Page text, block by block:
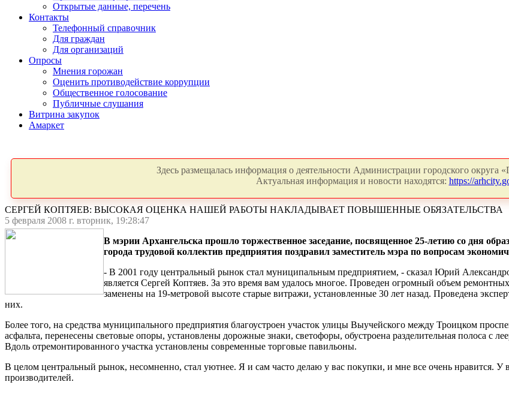
Открытые данные, перечень
Контакты
Телефонный справочник
Для граждан
Для организаций
Опросы
Мнения горожан
Оценить противодействие коррупции
Общественное голосование
Публичные слушания
Витрина закупок
Амаркет
Здесь размещалась информация о деятельности Администрации городского округа
Актуальная информация и новости находятся: https://
СЕРГЕЙ КОПТЯЕВ: ВЫСОКАЯ ОЦЕНКА НАШЕЙ РАБОТЫ НАКЛАДЫВАЕТ ПОВЫШЕННЫЕ ОБЯЗАТЕЛЬСТВА
5 февраля 2008 г. вторник, 19:28:47
В мэрии Архангельска прошло торжественное заседание, посвященное 25-летию со дня
города трудовой коллектив предприятия поздравил заместитель мэра по вопросам
- В 2001 году центральный рынок стал муниципальным предприятием, - сказал Юрий
является Сергей Коптяев. За это время вам удалось многое. Проведен огромный объем
заменены на 19-метровой высоте старые витражи, установленные 30 лет назад. Проведена
них.
Более того, на средства муниципального предприятия благоустроен участок улицы Выучейского между Троицком
асфальта, перенесены световые опоры, установлены дорожные знаки, светофоры, обустроена разделительная полоса с
Вдоль отремонтированного участка установлены современные торговые павильоны.
В целом центральный рынок, несомненно, стал уютнее. Я и сам часто делаю у вас покупки, и мне все очень
производителей.